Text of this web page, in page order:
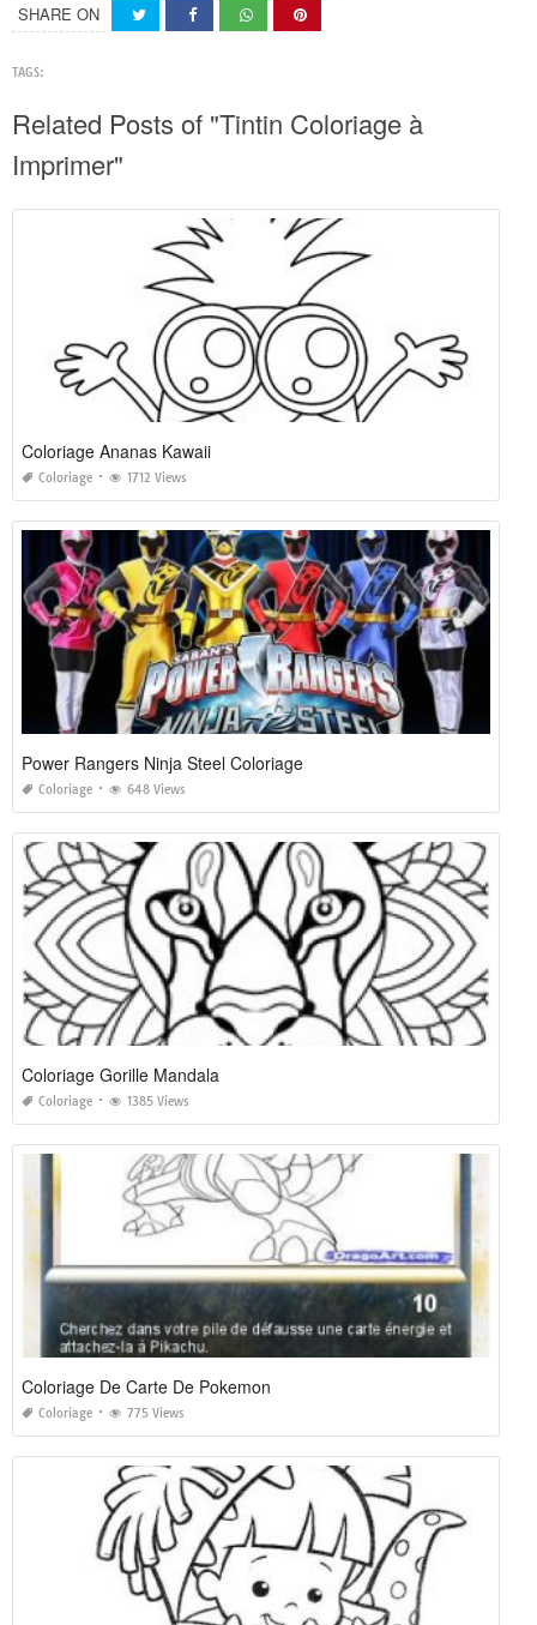
SHARE ON
TAGS:
Related Posts of "Tintin Coloriage à
Imprimer"
Coloriage Ananas Kawaii
Coloriage 1712 Views
Power Rangers Ninja Steel Coloriage
Coloriage 648 Views
Coloriage Gorille Mandala
Coloriage 1385 Views
Coloriage De Carte De Pokemon
Coloriage 775 Views